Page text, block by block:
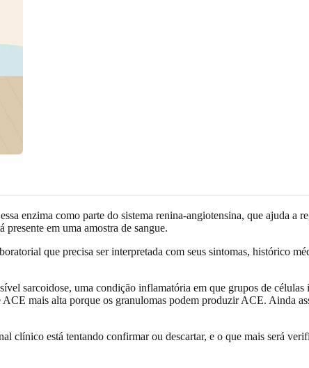
enzima como parte do sistema renina-angiotensina, que ajuda a
em uma amostra de sangue.
que precisa ser interpretada com seus sintomas, histórico
sarcoidose, uma condição inflamatória em que grupos de
mais alta porque os granulomas podem produzir ACE. Ainda
clínico está tentando confirmar ou descartar, e o que mais será